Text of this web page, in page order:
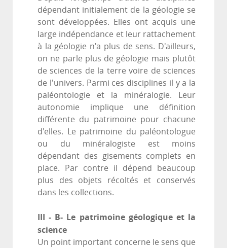
dépendant initialement de la géologie se
sont développées. Elles ont acquis une
large indépendance et leur rattachement
à la géologie n'a plus de sens. D'ailleurs,
on ne parle plus de géologie mais plutôt
de sciences de la terre voire de sciences
de l'univers. Parmi ces disciplines il y a la
paléontologie et la minéralogie. Leur
autonomie implique une définition
différente du patrimoine pour chacune
d'elles. Le patrimoine du paléontologue
ou du minéralogiste est moins
dépendant des gisements complets en
place. Par contre il dépend beaucoup
plus des objets récoltés et conservés
dans les collections.
III - B- Le patrimoine géologique et la
science
Un point important concerne le sens que